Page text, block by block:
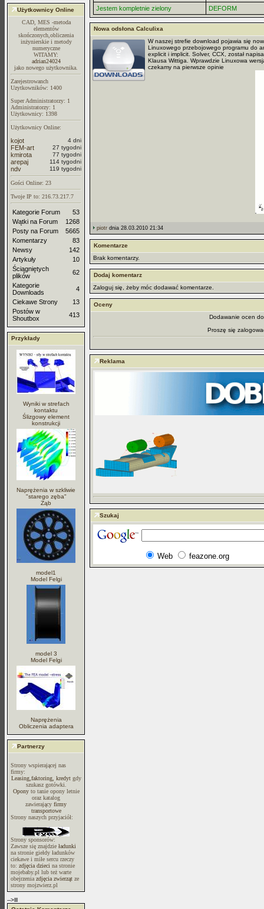
Użytkownicy Online
CAD, MES -metoda
elementów
skończonych,obliczenia
inżynierskie i metody
numeryczne
WITAMY:
adrian24024
jako nowego użytkownika.
Zarejestrowanch
Uzytkowników: 1400
Super Administratorzy: 1
Administratorzy: 1
Użytkownicy: 1398
Użytkownicy Online:
kojot 4 dni
FEM-art 27 tygodni
kmirota 77 tygodni
arepaj 114 tygodni
ndv 119 tygodni
Gości Online: 23
Twoje IP to: 216.73.217.7
Kategorie Forum
53
Wątki na Forum
1268
Posty na Forum
5665
Komentarzy
83
Newsy
142
Artykuły
10
Ściągniętych
plików
62
Kategorie
Downloads
4
Ciekawe Strony
13
Postów w
Shoutbox
413
Przykłady
Wyniki w strefach
kontaktu
Ślizgowy element
konstrukcji
Naprężenia w szkliwie
"starego zęba"
Ząb
model1
Model Felgi
model 3
Model Felgi
Naprężenia
Obliczenia adaptera
Partnerzy
Strony wspierającej nas
firmy:
Leasing,faktoring, kredytgdy
szukasz gotówki.
Oponyto tanie opony letnie
oraz katalog
zawierający firmy
transportowe
Strony naszych przyjaciół:
Strony sponsorów:
Zawsze się znajdzie ładunki
na stronie giełdy ładunków
ciekawe i miłe sercu rzeczy
to: zdjęcia dzieci na stronie
mojebaby.pl lub też warte
obejrzenia zdjęcia zwierząt ze
strony mojzwierz.pl
-->lll
Jestem kompletnie zielony
DEFORM
Nowa odsłona Calculixa
W naszej strefie download pojawia się
Linuxowego przebojowego programu do
explicit i implicit. Solver, CCX, został
Klausa Wittiga. Wprawdzie Linuxowa
czekamy na pierwsze opinie
piotr dnia 28.03.2010 21:34
Komentarze
Brak komentarzy.
Dodaj komentarz
Zaloguj się, żeby móc dodawać komentarze.
Oceny
Dodawanie ocen
Proszę się
Reklama
Szukaj
Web feazone.org